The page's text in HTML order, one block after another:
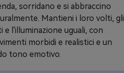
sorridano e si abbraccino
Mantieni i loro volti, gli
e l'illuminazione uguali, con
morbidi e realistici e un
tono emotivo.